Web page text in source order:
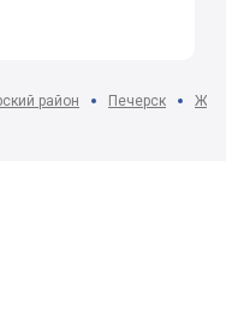
район Печерск ЖК